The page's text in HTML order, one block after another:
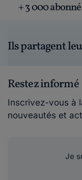
+ 3 000
Ils partagent
Restez informé
Inscrivez-vous à
nouveautés et